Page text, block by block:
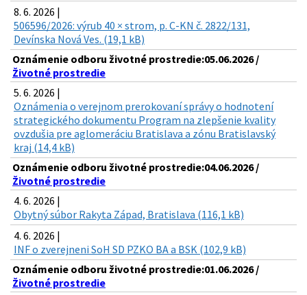
8. 6. 2026 |
506596/2026: výrub 40 × strom, p. C-KN č. 2822/131,
Devínska Nová Ves. (19,1 kB)
Oznámenie odboru životné prostredie:05.06.2026 /
Životné prostredie
5. 6. 2026 |
Oznámenia o verejnom prerokovaní správy o hodnotení
strategického dokumentu Program na zlepšenie kvality
ovzdušia pre aglomeráciu Bratislava a zónu Bratislavský
kraj (14,4 kB)
Oznámenie odboru životné prostredie:04.06.2026 /
Životné prostredie
4. 6. 2026 |
Obytný súbor Rakyta Západ, Bratislava (116,1 kB)
4. 6. 2026 |
INF o zverejneni SoH SD PZKO BA a BSK (102,9 kB)
Oznámenie odboru životné prostredie:01.06.2026 /
Životné prostredie